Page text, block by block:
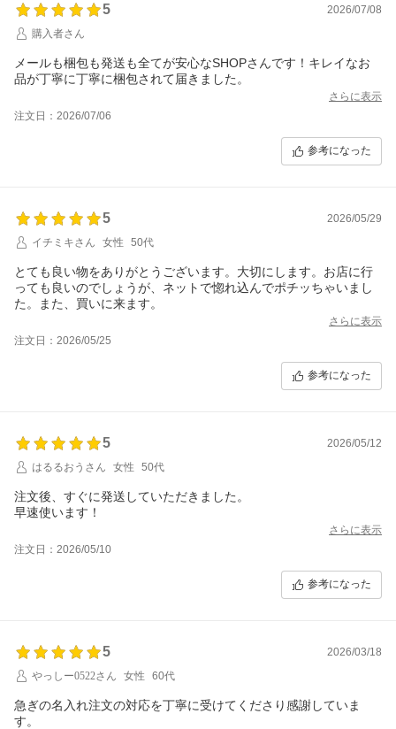
5
2026/07/08
購入者さん
メールも梱包も発送も全てが安心なSHOPさんです！キレイなお
品が丁寧に丁寧に梱包されて届きました。
さらに表示
注文日：2026/07/06
参考になった
5
2026/05/29
イチミキさん
女性 50代
とても良い物をありがとうございます。大切にします。お店に行
っても良いのでしょうが、ネットで惚れ込んでポチッちゃいまし
た。また、買いに来ます。
さらに表示
注文日：2026/05/25
参考になった
5
2026/05/12
はるるおうさん
女性 50代
注文後、すぐに発送していただきました。
早速使います！
さらに表示
注文日：2026/05/10
参考になった
5
2026/03/18
やっしー0522さん
女性 60代
急ぎの名入れ注文の対応を丁寧に受けてくださり感謝していま
す。